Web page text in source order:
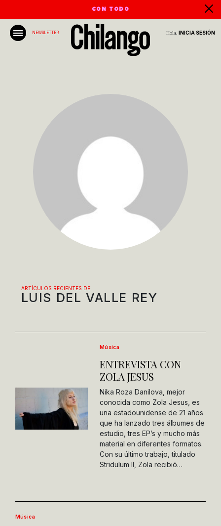
CON TODO
NEWSLETTER Hola, INICIA SESIÓN
ARTÍCULOS RECIENTES DE:
LUIS DEL VALLE REY
Música
ENTREVISTA CON
ZOLA JESUS
Nika Roza Danilova, mejor
conocida como Zola Jesus, es
una estadounidense de 21 años
que ha lanzado tres álbumes de
estudio, tres EP’s y mucho más
material en diferentes formatos.
Con su último trabajo, titulado
Stridulum II, Zola recibió…
Música